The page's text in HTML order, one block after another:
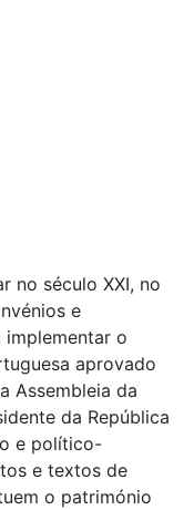
no século XXI, no
e
implementar o
aprovado
Assembleia da
da República
e político-
e textos de
o património